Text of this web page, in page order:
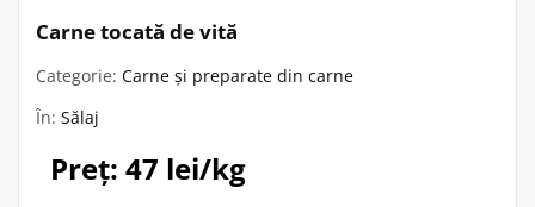
Carne tocată de vită
Categorie: Carne și preparate din carne
În: Sălaj
Preț: 47 lei/kg